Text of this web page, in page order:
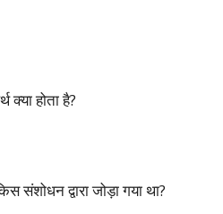
होता है?
संशोधन द्वारा जोड़ा गया था?